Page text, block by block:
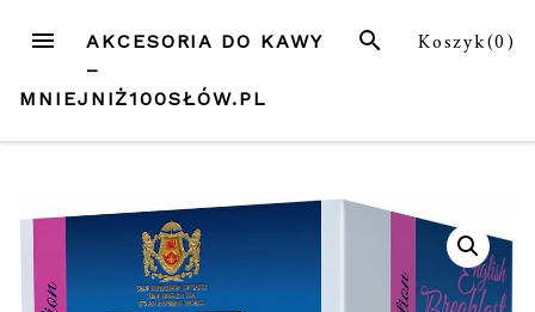
treści
MENU Koszyk(0)
SZUKAJ
AKCESORIA DO KAWY
–
MNIEJNIŻ100SŁÓW.PL